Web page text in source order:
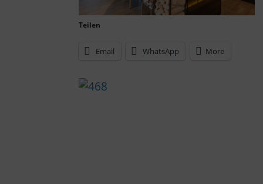
Teilen
Email WhatsApp More